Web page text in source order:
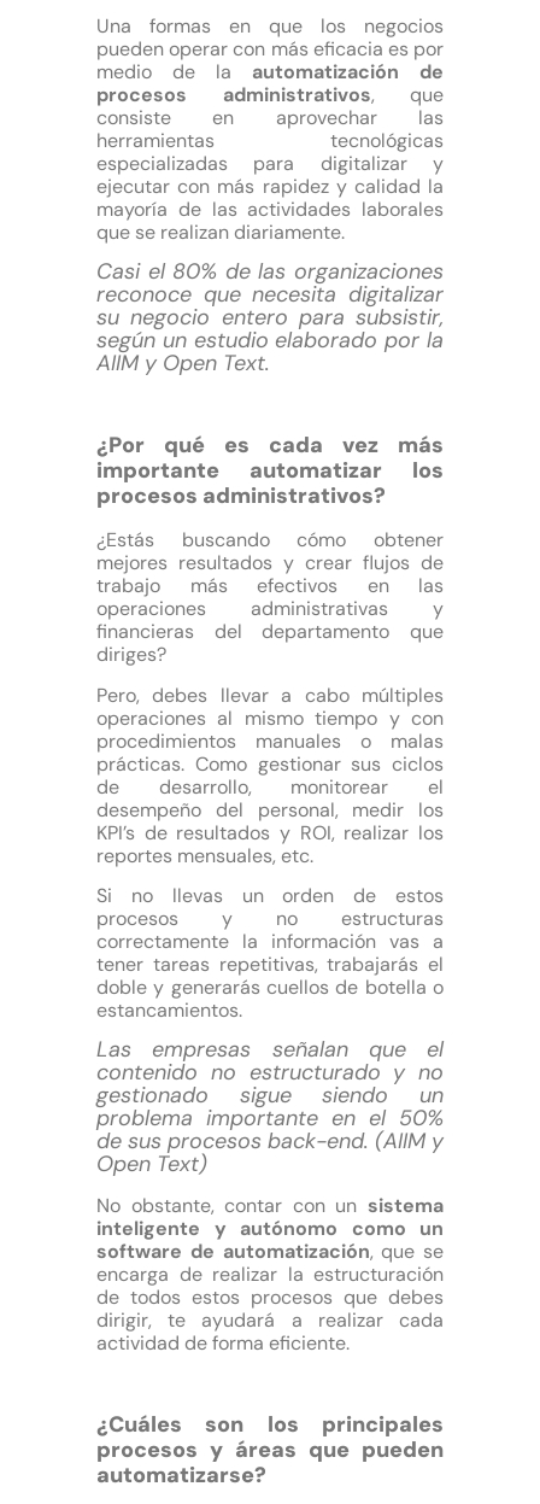
Una formas en que los negocios
pueden operar con más eficacia es por
medio de la automatización de
procesos administrativos, que
consiste en aprovechar las
herramientas tecnológicas
especializadas para digitalizar y
ejecutar con más rapidez y calidad la
mayoría de las actividades laborales
que se realizan diariamente.
Casi el 80% de las organizaciones
reconoce que necesita digitalizar
su negocio entero para subsistir,
según un estudio elaborado por la
AIIM y Open Text.
¿Por qué es cada vez más
importante automatizar los
procesos administrativos?
¿Estás buscando cómo obtener
mejores resultados y crear flujos de
trabajo más efectivos en las
operaciones administrativas y
financieras del departamento que
diriges?
Pero, debes llevar a cabo múltiples
operaciones al mismo tiempo y con
procedimientos manuales o malas
prácticas. Como gestionar sus ciclos
de desarrollo, monitorear el
desempeño del personal, medir los
KPI’s de resultados y ROI, realizar los
reportes mensuales, etc.
Si no llevas un orden de estos
procesos y no estructuras
correctamente la información vas a
tener tareas repetitivas, trabajarás el
doble y generarás cuellos de botella o
estancamientos.
Las empresas señalan que el
contenido no estructurado y no
gestionado sigue siendo un
problema importante en el 50%
de sus procesos back-end. (AIIM y
Open Text)
No obstante, contar con un sistema
inteligente y autónomo como un
software de automatización, que se
encarga de realizar la estructuración
de todos estos procesos que debes
dirigir, te ayudará a realizar cada
actividad de forma eficiente.
¿Cuáles son los principales
procesos y áreas que pueden
automatizarse?